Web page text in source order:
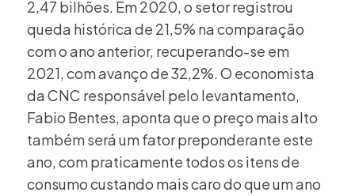
2,47 bilhões. Em 2020, o setor registrou
queda histórica de 21,5% na comparação
com o ano anterior, recuperando-se em
2021, com avanço de 32,2%. O economista
da CNC responsável pelo levantamento,
Fabio Bentes, aponta que o preço mais alto
também será um fator preponderante este
ano, com praticamente todos os itens de
consumo custando mais caro do que um ano